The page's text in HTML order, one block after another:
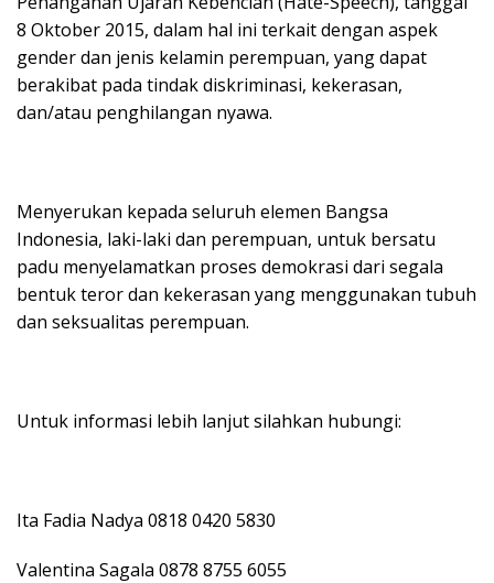
8 Oktober 2015, dalam hal ini terkait dengan aspek
gender dan jenis kelamin perempuan, yang dapat
berakibat pada tindak diskriminasi, kekerasan,
dan/atau penghilangan nyawa.
Menyerukan kepada seluruh elemen Bangsa
Indonesia, laki-laki dan perempuan, untuk bersatu
padu menyelamatkan proses demokrasi dari segala
bentuk teror dan kekerasan yang menggunakan tubuh
dan seksualitas perempuan.
Untuk informasi lebih lanjut silahkan hubungi:
Ita Fadia Nadya 0818 0420 5830
Valentina Sagala 0878 8755 6055